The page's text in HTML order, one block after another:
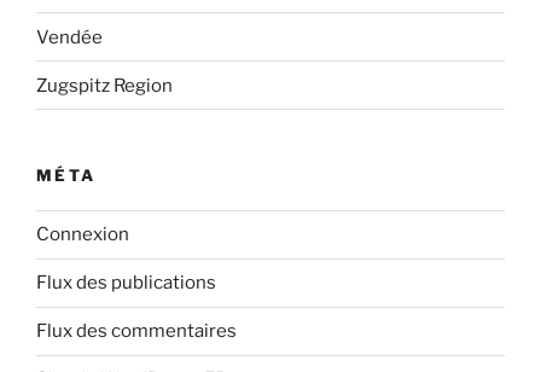
Vendée
Zugspitz Region
MÉTA
Connexion
Flux des publications
Flux des commentaires